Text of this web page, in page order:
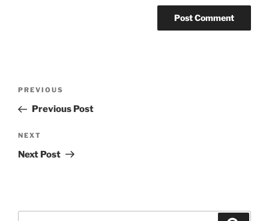
Previous
Post
PREVIOUS
Previous Post
Next
Post
NEXT
Next Post